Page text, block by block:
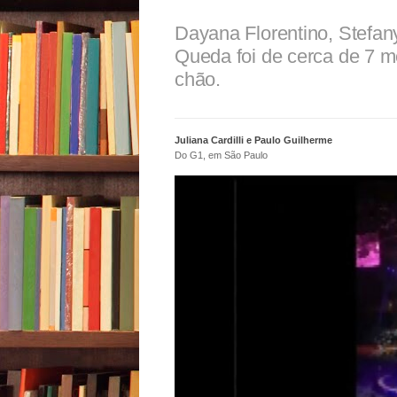
Dayana Florentino,
Queda foi de cerca de 7
chão.
Juliana Cardilli e Paulo Guilherme
Do G1, em São Paulo